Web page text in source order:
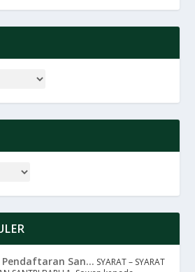
San... SYARAT – SYARAT